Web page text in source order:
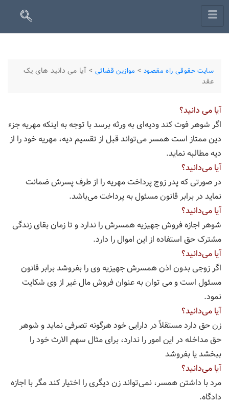
سایت حقوقی راه مقصود > موازین قضائی > آیا می دانید های یک
عقد
آیا می دانید؟
اگر شوهر فوت کند ودیه‌‌ای به ورثه برسد با توجه به اینکه مهریه جزء
دین ممتاز است همسر می‌‌تواند قبل از تقسیم دیه، مهریه خود را از
دیه مطالبه نماید.
آیا می‌دانید؟
در صورتی که پدر زوج پرداخت مهریه را از طرف پسرش ضمانت
نماید در برابر قانون مسئول به پرداخت می‌‌باشد.
آیا می‌دانید؟
شوهر اجازه فروش جهیزیه همسرش را ندارد و تا زمان بقای زندگی
مشترک حق استفاده از این اموال را دارد.
آیا می‌دانید؟
اگر زوجی بدون اذن همسرش جهیزیه وی را بفروشد برابر قانون
مسئول است و می توان به عنوان فروش مال غیر از وی شکایت
نمود.
آیا می‌دانید؟
زن حق دارد مستقلاً در دارایی خود هرگونه تصرفی نماید و شوهر
حق مداخله در این امور را ندارد، برای مثال سهم الارث خود را
ببخشد یا بفروشد
آیا می‌دانید؟
مرد با داشتن همسر، نمی‌‌تواند زن دیگری را اختیار کند مگر با اجازه
دادگاه.